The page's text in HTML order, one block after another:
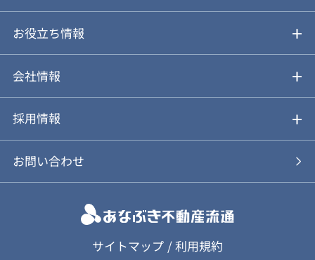
仲介と買取のメリット・デメリット
動画やパンフレットで見る
購入前も後も安心サポート
お気に入り
お役立ち情報
不動産Q&A
アルファジャーナル
会社情報
会社概要
スタッフ紹介
個人情報保護方針
カスタマーハラスメント基本方針
採用情報
新卒採用について
キャリア採用について
お問い合わせ
サイトマップ /利用規約